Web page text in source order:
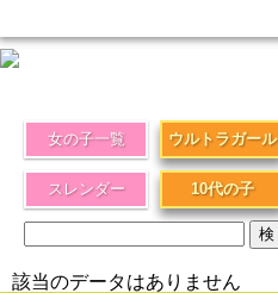
女の子一覧 ウルトラガール
スレンダー 10代の子
該当のデータはありません